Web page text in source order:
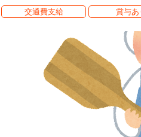
交通費支給 賞与あ